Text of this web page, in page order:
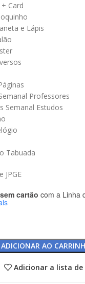
Card
e Lápis
Professores
Semanal Estudos
Tabuada
JPGE
cartão com a Linha
ADICIONAR AO
Adicionar a lista de